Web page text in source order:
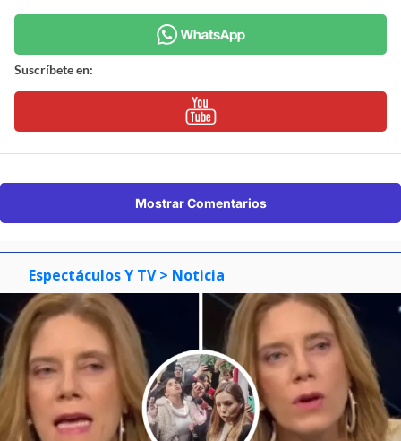
Suscríbete en:
Mostrar Comentarios
Espectáculos Y TV > Noticia